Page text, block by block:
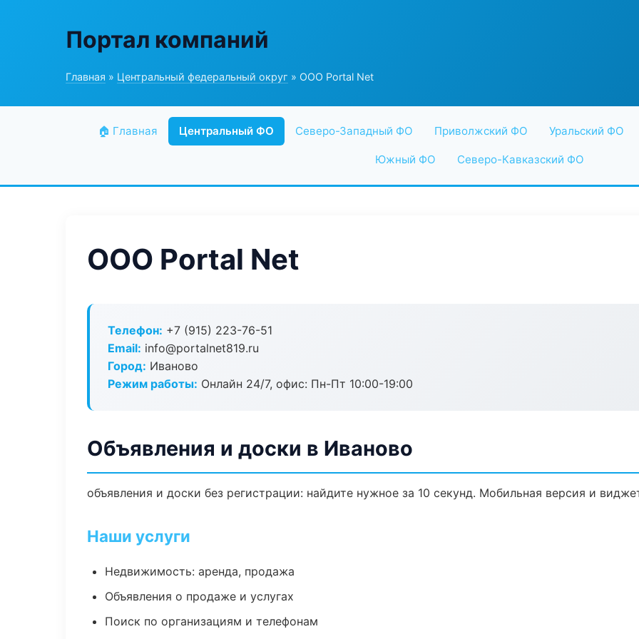
Портал компаний
Главная » Центральный федеральный округ » ООО Portal Net
🏠 Главная Центральный ФО Северо-Западный ФО Приволжский ФО Уральский ФО
Южный ФО Северо-Кавказский ФО
ООО Portal Net
Телефон: +7 (915) 223-76-51
Email: info@portalnet819.ru
Город: Иваново
Режим работы: Онлайн 24/7, офис: Пн-Пт 10:00-19:00
Объявления и доски в Иваново
объявления и доски без регистрации: найдите нужное за 10 секунд. Мобильная версия и
Наши услуги
Недвижимость: аренда, продажа
Объявления о продаже и услугах
Поиск по организациям и телефонам